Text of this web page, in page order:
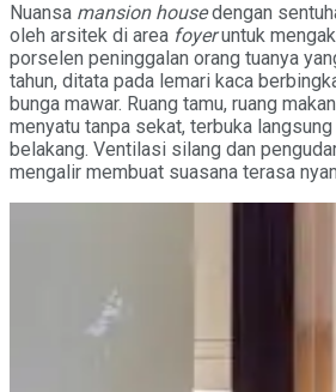
Nuansa mansion housedengan
oleh arsitek di area foyeruntuk
porselen peninggalan orang tuanya
tahun, ditata pada lemari kaca
bunga mawar. Ruang tamu, ruang
menyatu tanpa sekat, terbuka langsung
belakang. Ventilasi silang dan
mengalir membuat suasana terasa